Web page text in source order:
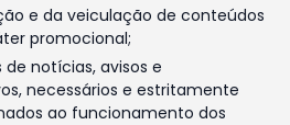
e da veiculação de conteúdos
promocional;
notícias, avisos e
necessários e estritamente
ao funcionamento dos